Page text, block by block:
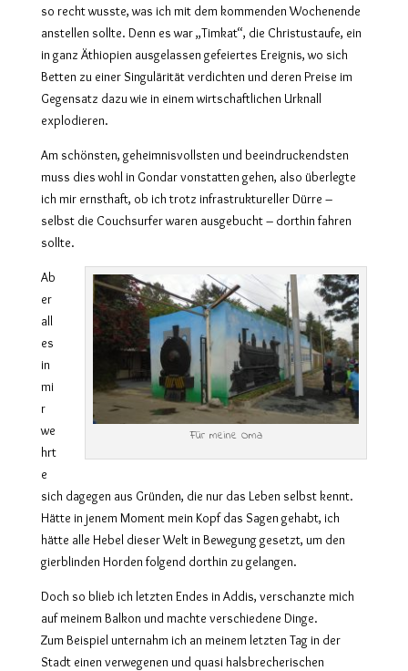
so recht wusste, was ich mit dem kommenden Wochenende
anstellen sollte. Denn es war „Timkat“, die Christustaufe, ein
in ganz Äthiopien ausgelassen gefeiertes Ereignis, wo sich
Betten zu einer Singulärität verdichten und deren Preise im
Gegensatz dazu wie in einem wirtschaftlichen Urknall
explodieren.
Am schönsten, geheimnisvollsten und beeindruckendsten
muss dies wohl in Gondar vonstatten gehen, also überlegte
ich mir ernsthaft, ob ich trotz infrastruktureller Dürre –
selbst die Couchsurfer waren ausgebucht – dorthin fahren
sollte.
Für meine Oma
Ab
er
all
es
in
mi
r
we
hrt
e
sich dagegen aus Gründen, die nur das Leben selbst kennt.
Hätte in jenem Moment mein Kopf das Sagen gehabt, ich
hätte alle Hebel dieser Welt in Bewegung gesetzt, um den
gierblinden Horden folgend dorthin zu gelangen.
Doch so blieb ich letzten Endes in Addis, verschanzte mich
auf meinem Balkon und machte verschiedene Dinge.
Zum Beispiel unternahm ich an meinem letzten Tag in der
Stadt einen verwegenen und quasi halsbrecherischen